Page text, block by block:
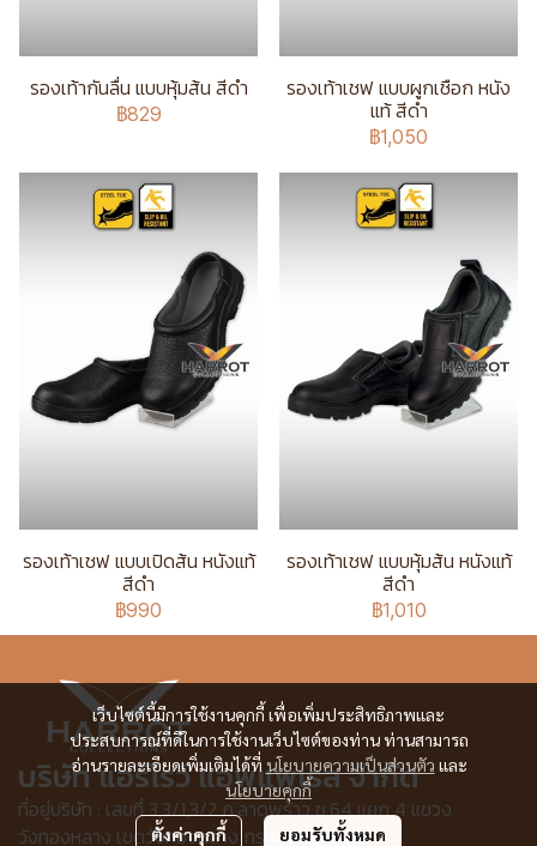
รองเท้ากันลื่น แบบหุ้มส้น สีดำ
฿829
รองเท้าเชฟ แบบผูกเชือก หนัง
แท้ สีดำ
฿1,050
รองเท้าเชฟ แบบเปิดส้น หนังแท้
สีดำ
฿990
รองเท้าเชฟ แบบหุ้มส้น หนังแท้
สีดำ
฿1,010
เว็บไซต์นี้มีการใช้งานคุกกี้ เพื่อเพิ่มประสิทธิภาพและ
ประสบการณ์ที่ดีในการใช้งานเว็บไซต์ของท่าน ท่านสามารถ
อ่านรายละเอียดเพิ่มเติมได้ที่ นโยบายความเป็นส่วนตัว และ
นโยบายคุกกี้
ตั้งค่าคุกกี้ ยอมรับทั้งหมด
บริษัท แอร์โรว์ แอพแพเรล จำกัด
ที่อยู่บริษัท : เลขที่ 3,3/1,3/2 ก.ลาดพร้าว ซ.64 แยก 4 แขวง
วังทองหลาง เขตวังทองหลาง กรุงเทพฯ 10310